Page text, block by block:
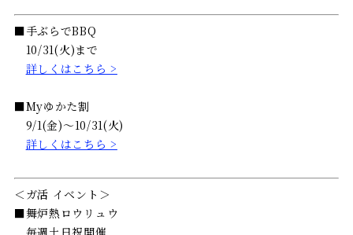
■手ぶらでBBQ
10/31(火)まで
詳しくはこちら >
■Myゆかた割
9/1(金)～10/31(火)
詳しくはこちら >
＜ガ活 イベント＞
■舞炉熱ロウリュウ